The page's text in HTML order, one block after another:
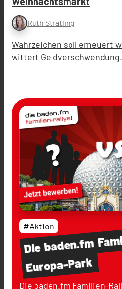
Ruth Strätling
Wahrzeichen soll erneuert
wittert Geldverschwendung.
Diebaden.fm
Europa-Park
#Aktion
Die baden.fm Familien-